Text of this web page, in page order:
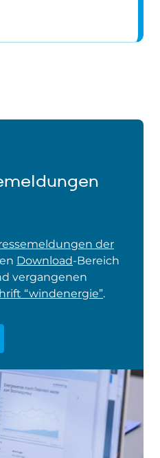
der
Download-Bereich
vergangenen
“windenergie”.